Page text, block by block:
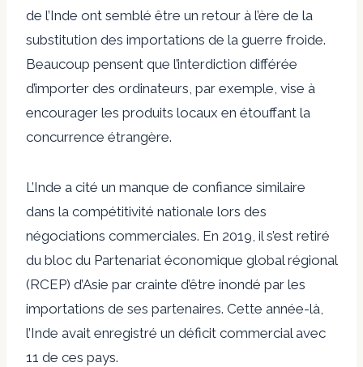
de l’Inde ont semblé être un retour à l’ère de la
substitution des importations de la guerre froide.
Beaucoup pensent que l’interdiction différée
d’importer des ordinateurs, par exemple, vise à
encourager les produits locaux en étouffant la
concurrence étrangère.
L’Inde a cité un manque de confiance similaire
dans la compétitivité nationale lors des
négociations commerciales. En 2019, il s’est retiré
du bloc du Partenariat économique global régional
(RCEP) d’Asie par crainte d’être inondé par les
importations de ses partenaires. Cette année-là,
l’Inde avait enregistré un déficit commercial avec
11 de ces pays.